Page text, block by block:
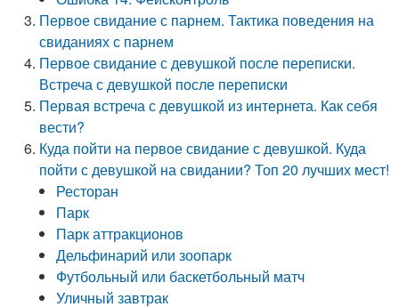
Первое свидание с парнем. Тактика поведения на
свиданиях с парнем
Первое свидание с девушкой после переписки.
Встреча с девушкой после переписки
Первая встреча с девушкой из интернета. Как себя
вести?
Куда пойти на первое свидание с девушкой. Куда
пойти с девушкой на свидании? Топ 20 лучших мест!
Ресторан
Парк
Парк аттракционов
Дельфинарий или зоопарк
Футбольный или баскетбольный матч
Уличный завтрак